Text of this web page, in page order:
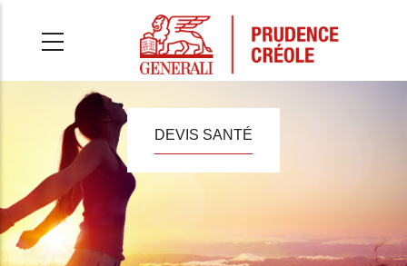
principal
DEVIS SANTÉ